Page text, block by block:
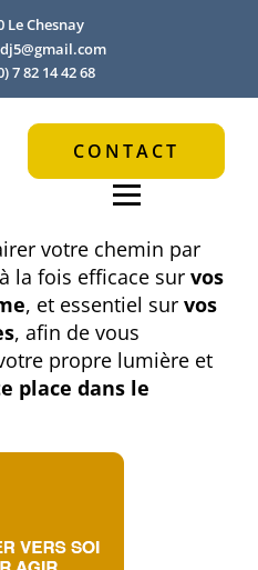
Le Chesnay
7 82 14 42 68
CONTACT
votre chemin par
la fois efficace sur vos
, et essentiel sur vos
, afin de vous
propre lumière et
place dans le